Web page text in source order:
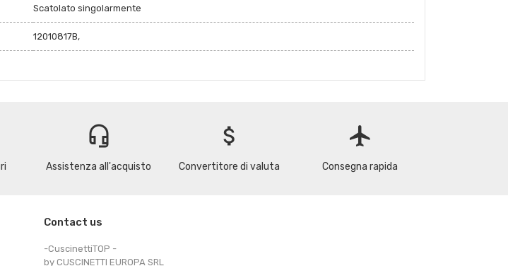
Scatolato singolarmente
12010817B,
headset_mic
Assistenza all'acquisto
attach_money
Convertitore di valuta
flight
Consegna rapida
Contact us
-CuscinettiTOP -
by CUSCINETTI EUROPA SRL